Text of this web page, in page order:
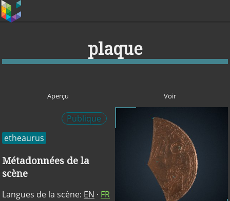
plaque
Aperçu Voir
Publique
etheaurus
Métadonnées de la
scène
Langues de la scène: EN · FR